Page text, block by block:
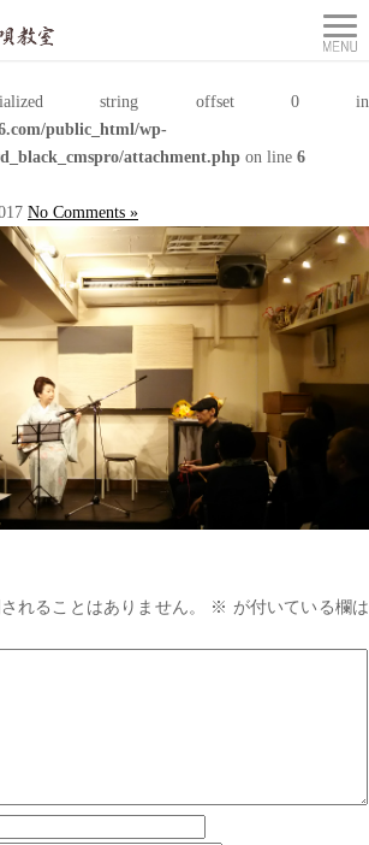
string offset 0 in
public_html/wp-
attachment.php on line 6
No Comments »
れることはありません。
※ が付いている欄は